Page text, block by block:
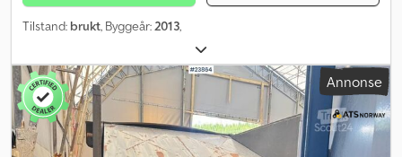
Tilstand: brukt, Byggeår:2013,
Annonse